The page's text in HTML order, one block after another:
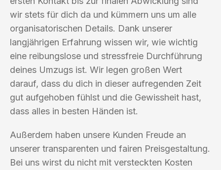
wir stets für dich da und kümmern uns um alle
organisatorischen Details. Dank unserer
langjährigen Erfahrung wissen wir, wie wichtig
eine reibungslose und stressfreie Durchführung
deines Umzugs ist. Wir legen großen Wert
darauf, dass du dich in dieser aufregenden Zeit
gut aufgehoben fühlst und die Gewissheit hast,
dass alles in besten Händen ist.
Außerdem haben unsere Kunden Freude an
unserer transparenten und fairen Preisgestaltung.
Bei uns wirst du nicht mit versteckten Kosten